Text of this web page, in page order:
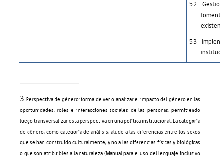
5.2
5.3
3 Perspectiva de género: forma de ver o analizar el impacto del género en las
oportunidades, roles e interacciones sociales de las personas, permitiendo
luego transversalizar esta perspectiva en una política institucional. La categoría
de género, como categoría de análisis, alude a las diferencias entre los sexos
que se han construido culturalmente, y no a las diferencias físicas y biológicas
o que son atribuibles a la naturaleza (Manual para el uso del lenguaje inclusivo